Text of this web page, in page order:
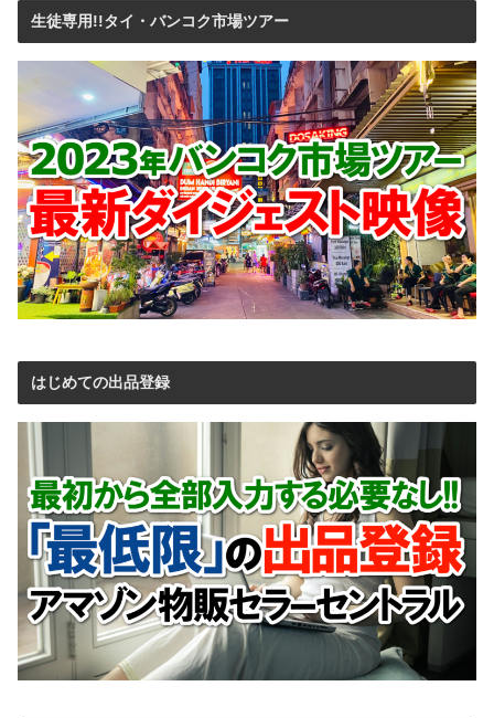
生徒専用!!タイ・バンコク市場ツアー
はじめての出品登録